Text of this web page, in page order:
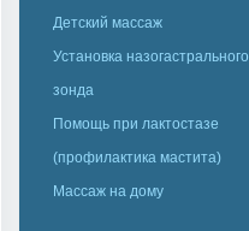
Детский массаж
Установка назогастрального
зонда
Помощь при лактостазе
(профилактика мастита)
Массаж на дому